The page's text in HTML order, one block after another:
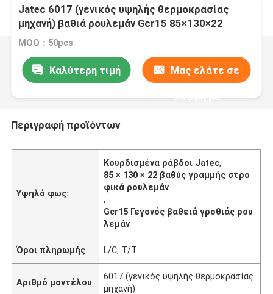
Jatec 6017 (γενικός υψηλής θερμοκρασίας
μηχανή) βαθιά ρουλεμάν Gcr15 85×130×22
αυλακιού
MOQ：50pcs
Καλύτερη τιμή Μας ελάτε σε
επαφή με
Περιγραφή προϊόντων
Υψηλό φως:
Κουρδισμένα ράβδοι Jatec,
85 × 130 × 22 βαθύς γραμμής στρο
φικά ρουλεμάν
,
Gcr15 Γεγονός βαθειά γροθιάς ρου
λεμάν
Όροι πληρωμής L/C, T/T
Αριθμό μοντέλου
6017 (γενικός υψηλής θερμοκρασίας
μηχανή)